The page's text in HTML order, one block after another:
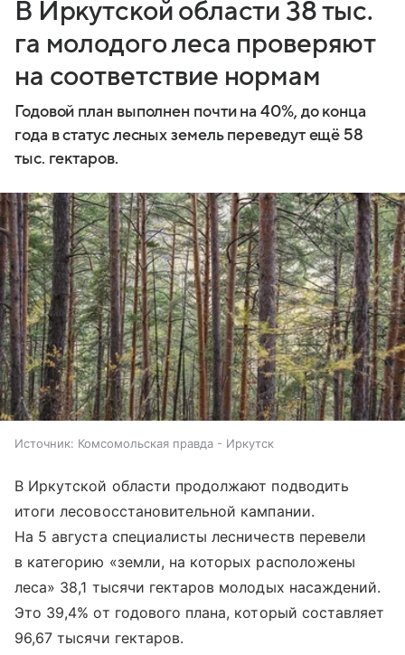
В Иркутской области 38 тыс.
га молодого леса проверяют
на соответствие нормам
Годовой план выполнен почти на 40%, до конца
года в статус лесных земель переведут ещё 58
тыс. гектаров.
Источник: Комсомольская правда - Иркутск
В Иркутской области продолжают подводить
итоги лесовосстановительной кампании.
На 5 августа специалисты лесничеств перевели
в категорию «земли, на которых расположены
леса» 38,1 тысячи гектаров молодых насаждений.
Это 39,4% от годового плана, который составляет
96,67 тысячи гектаров.